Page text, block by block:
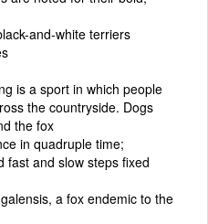
and-white terriers
is a sport in which people
the countryside. Dogs
the fox
in quadruple time;
fast and slow steps fixed
a fox endemic to the